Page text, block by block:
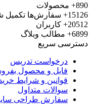
محصولات
سفارش‌ها تکمیل شده
کاربران
مطالب وبلاگ
سریع
درخواست تدریس
فایل و محصول بفروشید
قوانین و شرایط خرید
سوالات متداول
سفارش طراحی سایت